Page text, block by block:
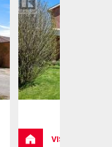
VISITE LIBRE